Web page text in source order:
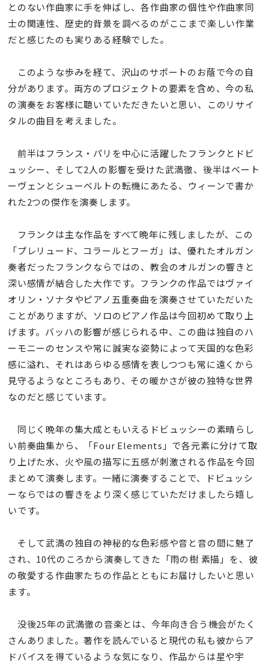
とのない作曲家に手を伸ばし、各作曲家の個性や作曲家同
士の関連性、歴史的背景を調べるのがここまで楽しい作業
だと感じたのも実りある経験でした。
このような歩みを経て、沢山のサポートのお蔭で今の自
分があります。両方のプロジェクトの要素を含め、今の私
の演奏をお客様に聴いていただきたいと思い、このリサイ
タルの曲目を考えました。
前半はフランス・パリを中心に活躍したフランクとドビ
ュッシー、そして2人の影響を受けた武満徹、後半はベート
ーヴェンとシューベルトの転機にあたる、ウィーンで書か
れた2つの傑作を演奏します。
フランクは主な作品をすべて晩年に残しましたが、この
「プレリュード、コラールとフーガ」は、優れたオルガン
奏者だったフランクならではの、教会のオルガンの響きと
深い感情が結合した大作です。フランクの作品ではヴァイ
オリン・ソナタやピアノ五重奏曲を演奏させていただいた
ことがありますが、ソロのピアノ作品は今回初めて取り上
げます。バッハの影響が感じられる中、この曲は独自のハ
ーモニーのセンスや常に誠実な姿勢によって天国的な色彩
感に溢れ、それはあらゆる感情を表しつつも常に遠くから
見守るようなところもあり、その暖かさが彼の独特な世界
なのだと感じています。
同じく晩年の集大成ともいえるドビュッシーの素晴らし
い前奏曲集から、「Four Elements」で各元素に分けて取
り上げた水、火や風の描写に五感が刺激される作品を今回
まとめて演奏します。一緒に演奏することで、ドビュッシ
ーならではの響きをより深く感じていただけましたら嬉し
いです。
そして武満の独自の神秘的な色彩感や音と音の間に魅了
され、10代のころから演奏してきた「雨の樹 素描」を、彼
の敬愛する作曲家たちの作品とともにお届けしたいと思い
ます。
没後25年の武満徹の音楽とは、今年向き合う機会がたく
さんありました。著作を読んでいると現代の私も彼からア
ドバイスを得ているような気になり、作品からは星や宇